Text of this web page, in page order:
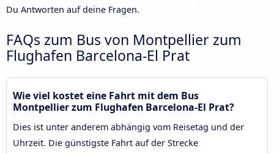
Du Antworten auf deine Fragen.
FAQs zum Bus von Montpellier zum
Flughafen Barcelona-El Prat
Wie viel kostet eine Fahrt mit dem Bus
Montpellier zum Flughafen Barcelona-El Prat?
Dies ist unter anderem abhängig vom Reisetag und der
Uhrzeit. Die günstigste Fahrt auf der Strecke